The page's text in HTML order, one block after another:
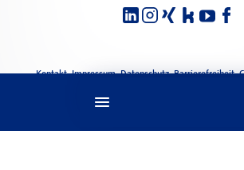
Rechtliches
Kontakt Impressum Datenschutz Barrierefreiheit